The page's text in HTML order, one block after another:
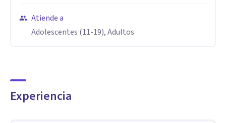
Atiende a
Adolescentes (11-19), Adultos
Experiencia